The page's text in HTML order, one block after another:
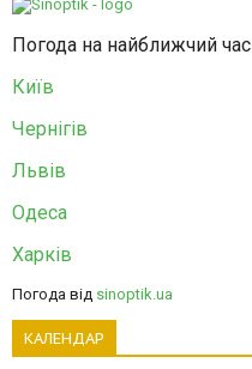
Погода на найближчий час
Київ
Чернігів
Львів
Одеса
Харків
Погода від sinoptik.ua
КАЛЕНДАР